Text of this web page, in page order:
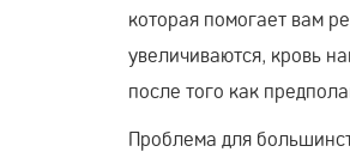
которая помогает вам
увеличиваются, кровь
после того как
Проблема для